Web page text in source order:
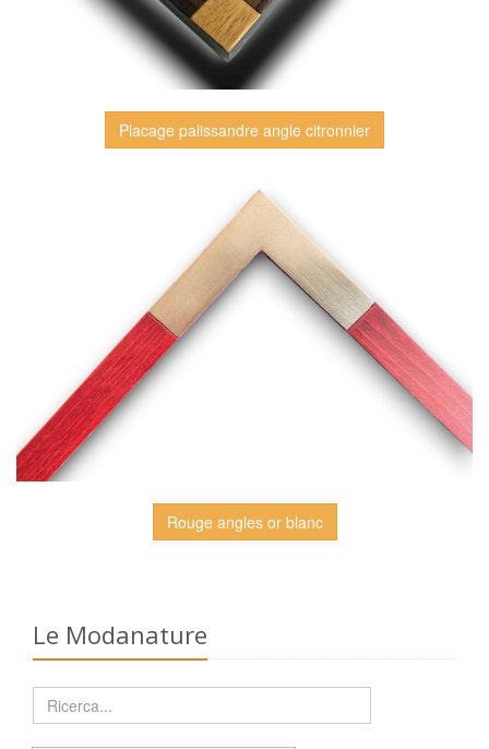
Placage palissandre angle citronnier
Rouge angles or blanc
Le Modanature